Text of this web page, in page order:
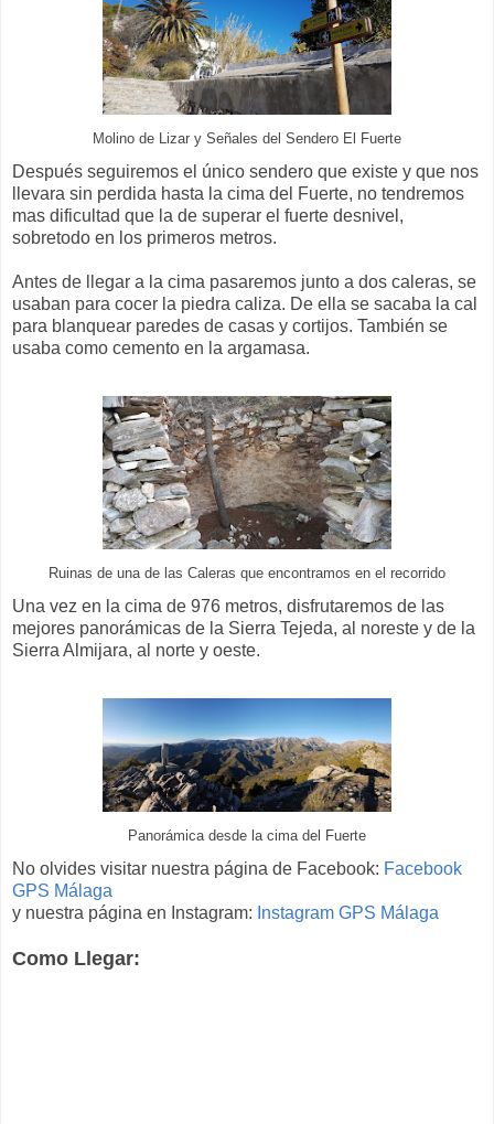
Molino de Lizar y Señales del Sendero El Fuerte
Después seguiremos el único sendero que existe y que nos
llevara sin perdida hasta la cima del Fuerte, no tendremos
mas dificultad que la de superar el fuerte desnivel,
sobretodo en los primeros metros.
Antes de llegar a la cima pasaremos junto a dos caleras, se
usaban para cocer la piedra caliza. De ella se sacaba la cal
para blanquear paredes de casas y cortijos. También se
usaba como cemento en la argamasa.
Ruinas de una de las Caleras que encontramos en el recorrido
Una vez en la cima de 976 metros, disfrutaremos de las
mejores panorámicas de la Sierra Tejeda, al noreste y de la
Sierra Almijara, al norte y oeste.
Panorámica desde la cima del Fuerte
No olvides visitar nuestra página de Facebook: Facebook
GPS Málaga
y nuestra página en Instagram: Instagram GPS Málaga
Como Llegar: